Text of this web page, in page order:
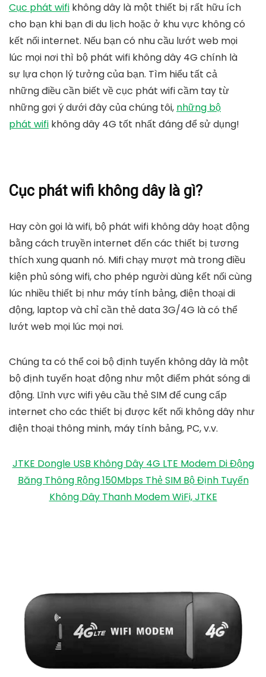
Cục phát wifi không dây là một thiết bị rất hữu ích
cho bạn khi bạn đi du lịch hoặc ở khu vực không có
kết nối internet. Nếu bạn có nhu cầu lướt web mọi
lúc mọi nơi thì bộ phát wifi không dây 4G chính là
sự lựa chọn lý tưởng của bạn. Tìm hiểu tất cả
những điều cần biết về cục phát wifi cầm tay từ
những gợi ý dưới đây của chúng tôi, những bộ
phát wifi không dây 4G tốt nhất đáng để sử dụng!
Cục phát wifi không dây là gì?
Hay còn gọi là wifi, bộ phát wifi không dây hoạt động
bằng cách truyền internet đến các thiết bị tương
thích xung quanh nó. Mifi chạy mượt mà trong điều
kiện phủ sóng wifi, cho phép người dùng kết nối cùng
lúc nhiều thiết bị như máy tính bảng, điện thoại di
động, laptop và chỉ cần thẻ data 3G/4G là có thể
lướt web mọi lúc mọi nơi.
Chúng ta có thể coi bộ định tuyến không dây là một
bộ định tuyến hoạt động như một điểm phát sóng di
động. Lĩnh vực wifi yêu cầu thẻ SIM để cung cấp
internet cho các thiết bị được kết nối không dây như
điện thoại thông minh, máy tính bảng, PC, v.v.
JTKE Dongle USB Không Dây 4G LTE Modem Di Động
Băng Thông Rộng 150Mbps Thẻ SIM Bộ Định Tuyến
Không Dây Thanh Modem WiFi, JTKE